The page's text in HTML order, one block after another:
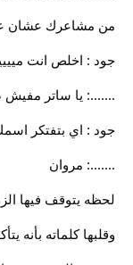
من مشاعرك عشان
جود : اخلص انت
.......: يا ساتر مفيش
جود : اي بتفتكر
.......: مروان
لحظه يتوقف فيها
وقلبها كلماته بأنه